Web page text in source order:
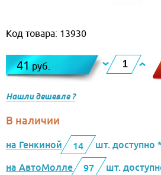
Код товара: 13930
41руб.
Нашли дешевле ?
В наличии
на Генкиной 14
шт. доступно *
на АвтоМолле
97
шт.